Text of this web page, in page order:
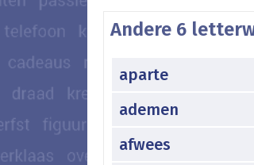
Andere 6
aparte
ademen
afwees